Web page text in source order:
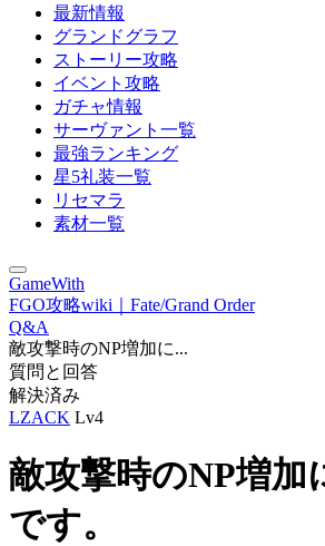
最新情報
グランドグラフ
ストーリー攻略
イベント攻略
ガチャ情報
サーヴァント一覧
最強ランキング
星5礼装一覧
リセマラ
素材一覧
GameWith
FGO攻略wiki｜Fate/Grand Order
Q&A
敵攻撃時のNP増加に...
質問と回答
解決済み
LZACK Lv4
敵攻撃時のNP増加
です。